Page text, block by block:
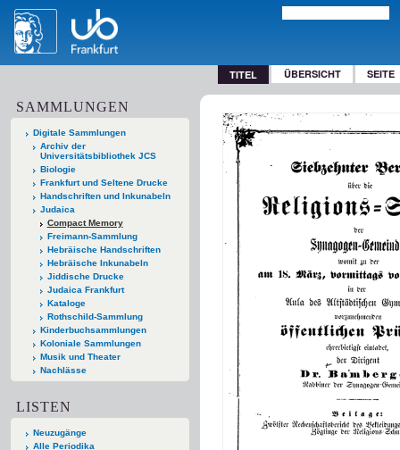
TITEL ÜBERSICHT SEITE
SAMMLUNGEN
Digitale Sammlungen
Archiv der
Universitätsbibliothek JCS
Biologie
Frankfurt und Seltene Drucke
Handschriften und Inkunabeln
Judaica
Compact Memory
Freimann-Sammlung
Hebräische Handschriften
Hebräische Inkunabeln
Jiddische Drucke
Judaica Frankfurt
Kataloge
Rothschild-Sammlung
Kinderbuchsammlungen
Koloniale Sammlungen
Musik und Theater
Nachlässe
LISTEN
Neuzugänge
Alle Periodika